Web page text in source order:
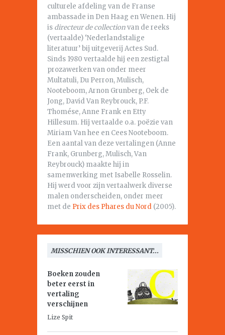
culturele afdeling van de Franse
ambassade in Den Haag en Wenen. Hij
is directeur de collectionvan de reeks
(vertaalde) ‘Nederlandstalige
literatuur’ bij uitgeverij Actes Sud.
Sinds 1980 vertaalde hij een zestigtal
prozawerken van onder meer
Multatuli, Du Perron, Mulisch,
Nooteboom, Arnon Grunberg, Oek de
Jong, David Van Reybrouck, P.F.
Thomése, Anne Frank en Etty
Hillesum. Hij vertaalde o.a. poëzie van
Miriam Van hee en Cees Nooteboom.
Een aantal van deze vertalingen (Anne
Frank, Grunberg, Mulisch, Van
Reybrouck) maakte hij in
samenwerking met Isabelle Rosselin.
Hij werd voor zijn vertaalwerk diverse
malen onderscheiden, onder meer
met de Prix des Phares du Nord (2005).
MISSCHIEN OOK INTERESSANT...
Boeken zouden
beter eerst in
vertaling
verschijnen
Lize Spit